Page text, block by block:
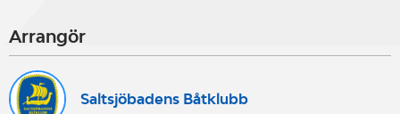
Arrangör
Saltsjöbadens Båtklubb